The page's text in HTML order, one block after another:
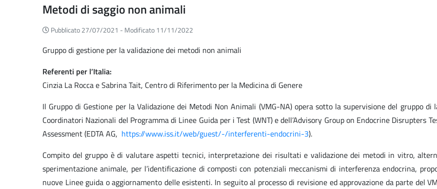
Metodi di saggio non animali
Pubblicato 27/07/2021 - Modificato 11/11/2022
Gruppo di gestione per la validazione dei metodi non animali
Referenti per l’Italia:
Cinzia La Rocca e Sabrina Tait, Centro di Riferimento per la Medicina di Genere
Il Gruppo di Gestione per la Validazione dei Metodi Non Animali (VMG-NA) opera sotto la supervisione del gruppo di
Coordinatori Nazionali del Programma di Linee Guida per i Test (WNT) e dell’Advisory Group on Endocrine Disrupters
Assessment (EDTA AG, https://www.iss.it/web/guest/-/interferenti-endocrini-3).
Compito del gruppo è di valutare aspetti tecnici, interpretazione dei risultati e validazione dei metodi in vitro,
sperimentazione animale, per l’identificazione di composti con potenziali meccanismi di interferenza endocrina,
nuove Linee guida o aggiornamento delle esistenti. In seguito al processo di revisione ed approvazione da parte del